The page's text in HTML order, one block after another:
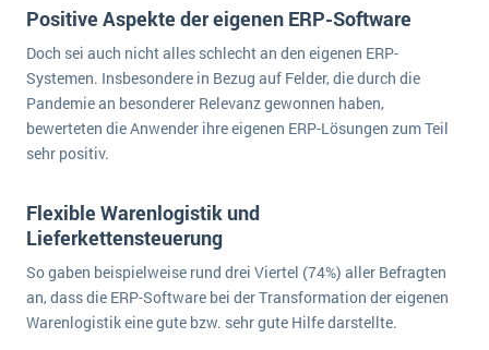
Datenintegration
Die „SaaSpocalypse“: Was ist das und was bedeutet es für die Zukunft von Unternehmenssoftware?
SAP investiert mit zwei strategischen Übernahmen in Enterprise-KI
ERP-Trends in der Produktion
Positive Aspekte der eigenen ERP-Software
Doch sei auch nicht alles schlecht an den eigenen ERP-
Systemen. Insbesondere in Bezug auf Felder, die durch die
Pandemie an besonderer Relevanz gewonnen haben,
bewerteten die Anwender ihre eigenen ERP-Lösungen zum Teil
sehr positiv.
Flexible Warenlogistik und
Lieferkettensteuerung
So gaben beispielweise rund drei Viertel (74%) aller Befragten
an, dass die ERP-Software bei der Transformation der eigenen
Warenlogistik eine gute bzw. sehr gute Hilfe darstellte.